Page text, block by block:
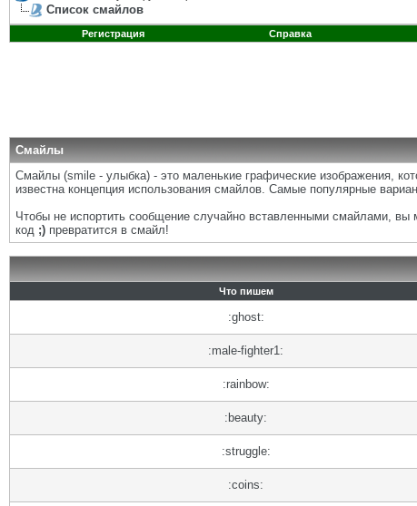
Список смайлов
Регистрация
Справка
Смайлы
Смайлы (smile - улыбка) - это маленькие графические изображения,
известна концепция использования смайлов. Самые популярные
Чтобы не испортить сообщение случайно вставленными смайлами,
код ;) превратится в смайл!
Что пишем
:ghost:
:male-fighter1:
:rainbow:
:beauty:
:struggle:
:coins: